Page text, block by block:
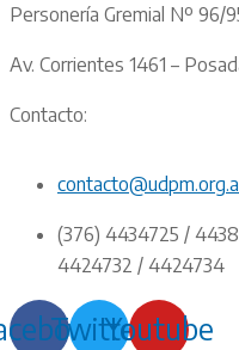
Personería Gremial Nº 96/
Av. Corrientes 1461 –
Contacto:
(376) 4434725 /
4424732 / 4424734
TwitterYoutube